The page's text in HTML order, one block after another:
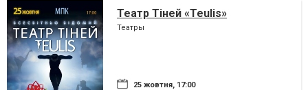
Театр Тіней «Teulis»
Театры
25 жовтня, 17:00